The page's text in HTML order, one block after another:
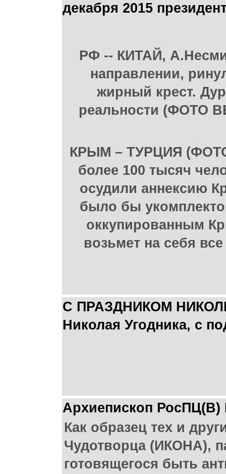
декабря 2015
РФ -- КИТАЙ,
направлении,
жирный крест.
реальности (ФОТО
КРЫМ – ТУРЦИЯ (ФОТО
более 100 тысяч
осудили аннексию
было бы
оккупированным
возьмет на себя
С ПРАЗДНИКОМ НИКОЛЫ
Николая Угодника, с
Архиепископ
Как образец тех и
Чудотворца (ИКОНА),
готовящегося быть